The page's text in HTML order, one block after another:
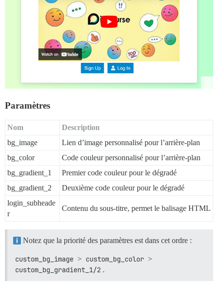
Paramètres
Nom
Description
bg_image
Lien d’image personnalisé pour l’arrière-plan
bg_color
Code couleur personnalisé pour l’arrière-plan
bg_gradient_1
Premier code couleur pour le dégradé
bg_gradient_2
Deuxième code couleur pour le dégradé
login_subheade
r
Contenu du sous-titre, permet le balisage HTML
Notez que la priorité des paramètres est dans cet ordre :
custom_bg_image > custom_bg_color >
custom_bg_gradient_1/2 .